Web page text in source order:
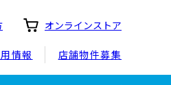
オンラインストア
情報 店舗物件募集